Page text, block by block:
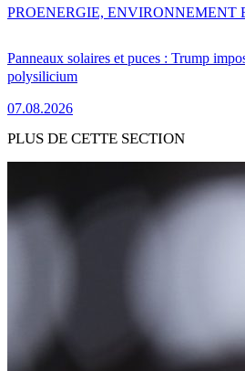
Panneaux solaires et puces : Trump
polysilicium
07.08.2026
PROENERGIE, ENVIRONNEMENT
PLUS DE CETTE SECTION